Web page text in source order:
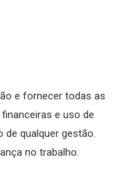
e fornecer todas as
e uso de
qualquer gestão.
no trabalho.